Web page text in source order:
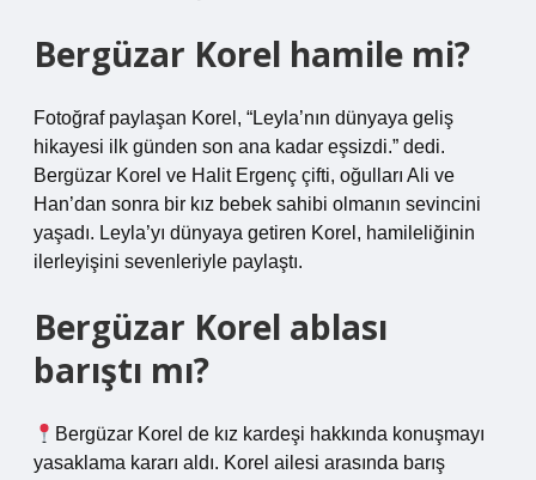
Bergüzar Korel hamile mi?
Fotoğraf paylaşan Korel, “Leyla’nın dünyaya geliş
hikayesi ilk günden son ana kadar eşsizdi.” dedi.
Bergüzar Korel ve Halit Ergenç çifti, oğulları Ali ve
Han’dan sonra bir kız bebek sahibi olmanın sevincini
yaşadı. Leyla’yı dünyaya getiren Korel, hamileliğinin
ilerleyişini sevenleriyle paylaştı.
Bergüzar Korel ablası
barıştı mı?
Bergüzar Korel de kız kardeşi hakkında konuşmayı
yasaklama kararı aldı. Korel ailesi arasında barış